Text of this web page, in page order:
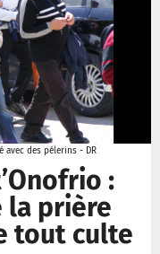
avec des pélerins - DR
:
la prière
tout culte